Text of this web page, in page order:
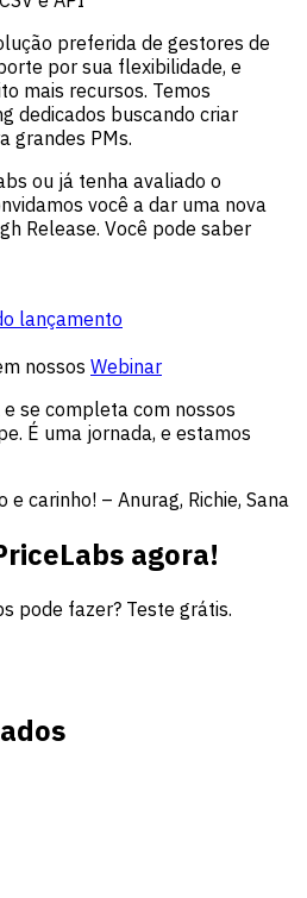
preferida de gestores de
por sua flexibilidade, e
mais recursos. Temos
dedicados buscando criar
grandes PMs.
ou já tenha avaliado o
você a dar uma nova
Release. Você pode saber
lançamento
nossos Webinar
se completa com nossos
É uma jornada, e estamos
carinho! – Anurag, Richie, Sana
agora!
pode fazer? Teste grátis.